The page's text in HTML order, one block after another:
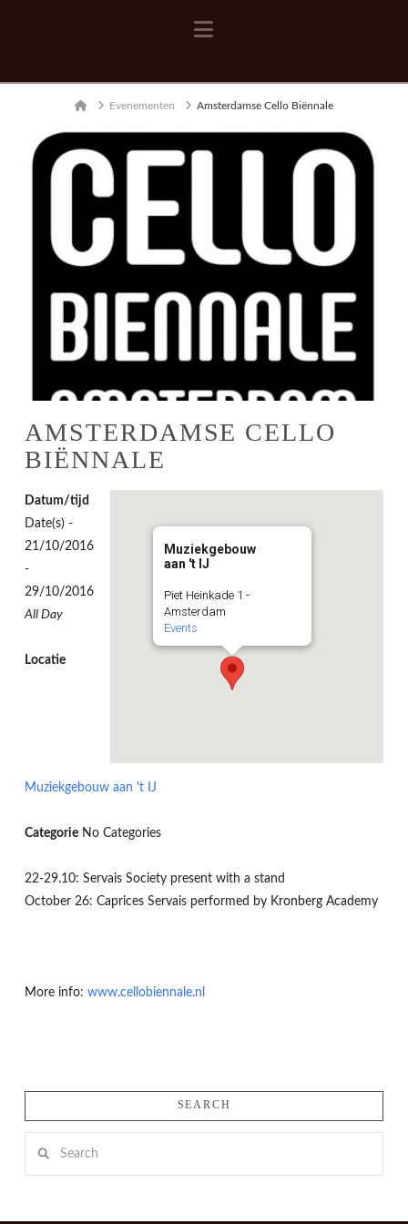
Navigation
HomeEvenementen Amsterdamse Cello Biënnale
AMSTERDAMSE CELLO
BIËNNALE
Muziekgebouw
aan 't IJ
Piet Heinkade 1 -
Amsterdam
Events
Datum/tijd
Date(s) -
21/10/2016
-
29/10/2016
All Day
Locatie
Muziekgebouw aan 't IJ
CategorieNo Categories
22-29.10: Servais Society present with a stand
October 26: Caprices Servais performed by Kronberg Academy
More info: www.cellobiennale.nl
SEARCH